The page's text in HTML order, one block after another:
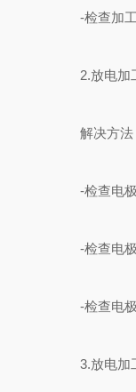
-检查加工
2.放电加工
解决方法
-检查电极
-检查电极
-检查电极
3.放电加工